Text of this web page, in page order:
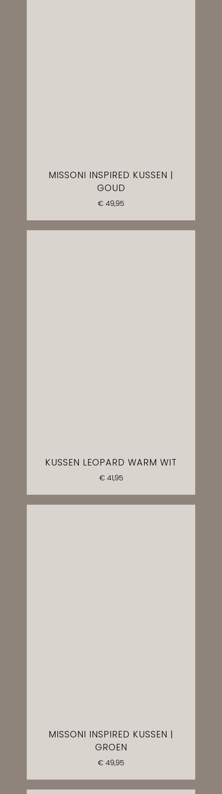
MISSONI INSPIRED KUSSEN |
GOUD
€ 49,95
KUSSEN LEOPARD WARM WIT
€ 41,95
MISSONI INSPIRED KUSSEN |
GROEN
€ 49,95